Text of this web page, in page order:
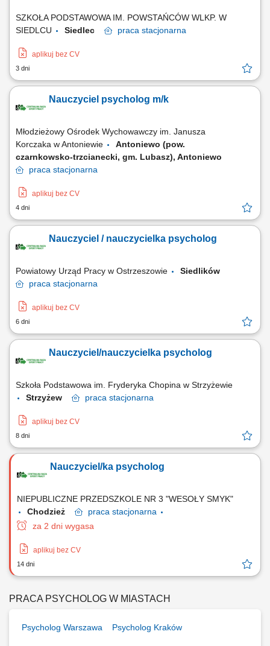
SZKOŁA PODSTAWOWA IM. POWSTAŃCÓW WLKP. W
SIEDLCU
Siedlec praca stacjonarna
aplikuj bez CV
3 dni
Nauczyciel psycholog m/k
Młodzieżowy Ośrodek Wychowawczy im. Janusza
Korczaka w Antoniewie
Antoniewo (pow.
czarnkowsko-trzcianecki, gm. Lubasz), Antoniewo
praca stacjonarna
aplikuj bez CV
4 dni
Nauczyciel / nauczycielka psycholog
Powiatowy Urząd Pracy w Ostrzeszowie
Siedlików
praca stacjonarna
aplikuj bez CV
6 dni
Nauczyciel/nauczycielka psycholog
Szkoła Podstawowa im. Fryderyka Chopina w Strzyżewie
Strzyżew
praca stacjonarna
aplikuj bez CV
8 dni
Nauczyciel/ka psycholog
NIEPUBLICZNE PRZEDSZKOLE NR 3 "WESOŁY SMYK"
Chodzież
praca stacjonarna
za 2 dni wygasa
aplikuj bez CV
14 dni
PRACA PSYCHOLOG W MIASTACH
Psycholog Warszawa Psycholog Kraków